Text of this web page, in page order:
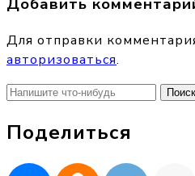
Добавить
Для отправки
авторизоваться.
Найти:
Поделиться